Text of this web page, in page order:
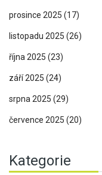
prosince 2025 (17)
listopadu 2025 (26)
října 2025 (23)
září 2025 (24)
srpna 2025 (29)
července 2025 (20)
Kategorie